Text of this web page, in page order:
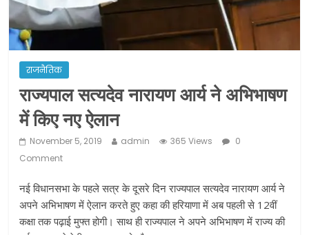
राजनैतिक
राज्‍यपाल सत्‍यदेव नारायण आर्य ने अभिभाषण
में किए नए ऐलान
November 5, 2019 admin 365 Views
0
Comment
नई विधानसभा के पहले सत्र के दूसरे दिन राज्‍यपाल सत्‍यदेव नारायण आर्य ने
अपने अभिभाषण में ऐलान करते हुए कहा की हरियाणा में अब पहली से 12वीं
कक्षा तक पढ़ाई मुफ्त होगी। साथ ही राज्‍यपाल ने अपने अभिभाषण में राज्‍य की